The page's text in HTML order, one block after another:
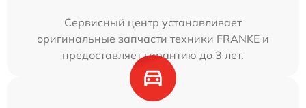
Сервисный центр устанавливает
оригинальные запчасти техники FRANKE и
предоставляет гарантию до 3 лет.